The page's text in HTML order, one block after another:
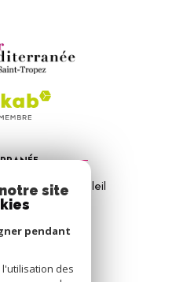
Vitrines du Soleil
site
pendant
des